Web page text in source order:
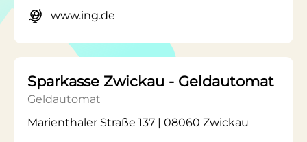
www.ing.de
Sparkasse Zwickau - Geldautomat
Geldautomat
Marienthaler Straße 137 | 08060 Zwickau